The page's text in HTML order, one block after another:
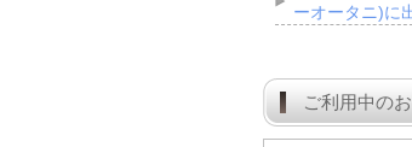
ーオータニ)に
ご利用中の